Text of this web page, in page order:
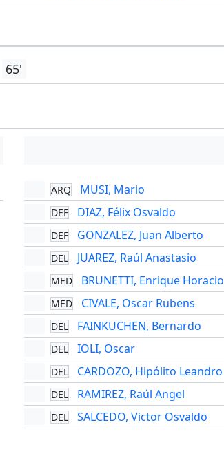
65'
ARQ MUSI, Mario
DEF DIAZ, Félix Osvaldo
DEF GONZALEZ, Juan Alberto
DEL JUAREZ, Raúl Anastasio
MED BRUNETTI, Enrique Horacio
MED CIVALE, Oscar Rubens
DEL FAINKUCHEN, Bernardo
DEL IOLI, Oscar
DEL CARDOZO, Hipólito Leandro
DEL RAMIREZ, Raúl Angel
DEL SALCEDO, Victor Osvaldo